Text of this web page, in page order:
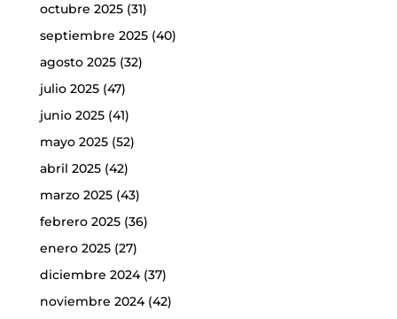
octubre 2025(31)
septiembre 2025(40)
agosto 2025(32)
julio 2025(47)
junio 2025(41)
mayo 2025(52)
abril 2025(42)
marzo 2025(43)
febrero 2025(36)
enero 2025(27)
diciembre 2024(37)
noviembre 2024(42)